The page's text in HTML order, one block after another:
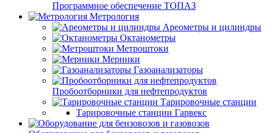
Программное обеспечение ТОПАЗ
Метрология
Ареометры и цилиндры
Октанометры
Метроштоки
Мерники
Газоанализаторы
Пробоотборники для нефтепродуктов
Тарировочные станции
Тарировочные станции Гарвекс